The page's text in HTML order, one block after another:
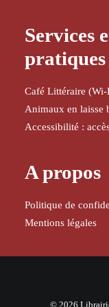
Services
pratiques
Café Littéraire
Animaux en laisse
Accessibilité :
A propos
Politique de
Mentions légales
© 2026